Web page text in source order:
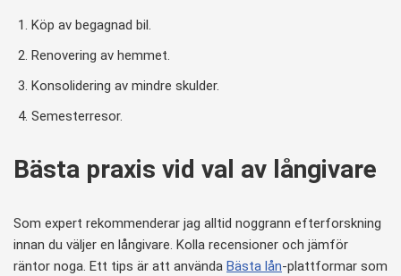
Köp av begagnad bil.
Renovering av hemmet.
Konsolidering av mindre skulder.
Semesterresor.
Bästa praxis vid val av långivare
Som expert rekommenderar jag alltid noggrann efterforskning
innan du väljer en långivare. Kolla recensioner och jämför
räntor noga. Ett tips är att använda Bästa lån-plattformar som